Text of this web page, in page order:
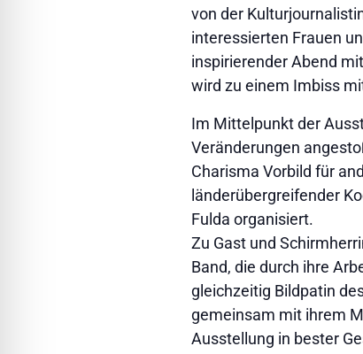
von der
interessierten Frauen
inspirierender Abend
wird zu einem Imbiss
Im Mittelpunkt der
Veränderungen
Charisma Vorbild für
länderübergreifender
Fulda organisiert.
Zu Gast und
Band, die durch ihre
gleichzeitig Bildpatin
gemeinsam mit ihrem
Ausstellung in bester